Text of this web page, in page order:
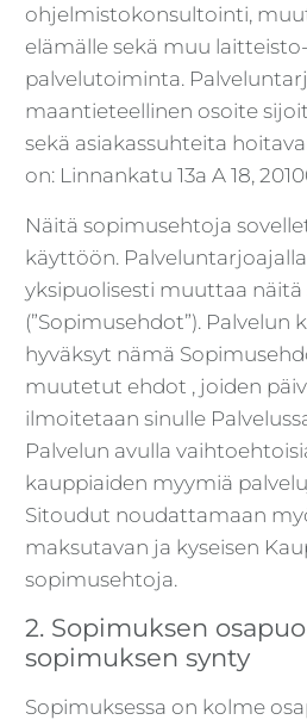
ohjelmistokonsultointi,
elämälle sekä muu
palvelutoiminta.
maantieteellinen osoite
sekä asiakassuhteita
on: Linnankatu 13a A 18,
Näitä sopimusehtoja
käyttöön.
yksipuolisesti muuttaa
(”Sopimusehdot”).
hyväksyt nämä
muutetut ehdot , joiden
ilmoitetaan sinulle
Palvelun avulla
kauppiaiden myymiä
Sitoudut noudattamaan
maksutavan ja kyseisen
sopimusehtoja.
2. Sopimuksen
sopimuksen synty
Sopimuksessa on kolme